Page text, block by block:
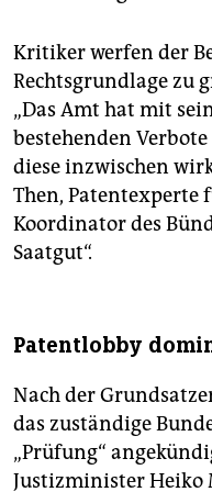
Kritiker werfen der
Rechtsgrundlage zu
„Das Amt hat mit
bestehenden
diese inzwischen
Then, Patentexperte
Koordinator des
Saatgut“.
Patentlobby
Nach der
das zuständige
„Prüfung“
Justizminister Heiko